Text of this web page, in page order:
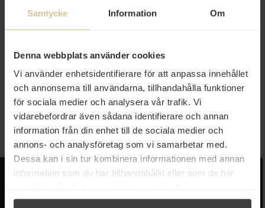
Samtycke Information Om
Denna webbplats använder cookies
Vi använder enhetsidentifierare för att anpassa innehållet
och annonserna till användarna, tillhandahålla funktioner
för sociala medier och analysera vår trafik. Vi
vidarebefordrar även sådana identifierare och annan
information från din enhet till de sociala medier och
annons- och analysföretag som vi samarbetar med.
Dessa kan i sin tur kombinera informationen med annan
information som du har tillhandahållit eller som de har
52 kr
Moilas Ströbröd Glutenfritt 350g
Köp
Kundservice
Kontakta oss
Populära länkar
Monin